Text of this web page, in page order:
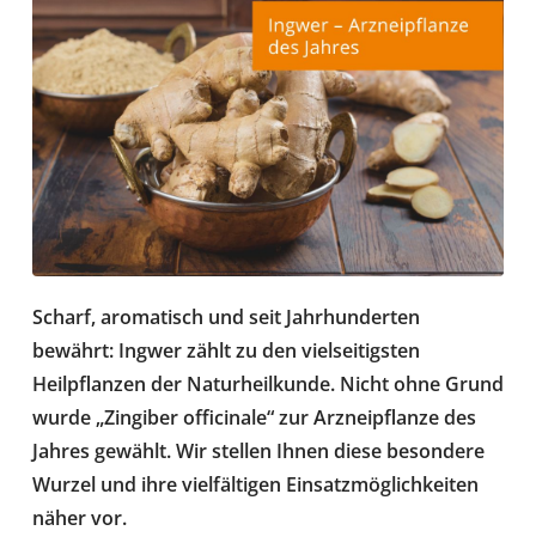
Scharf, aromatisch und seit Jahrhunderten
bewährt: Ingwer zählt zu den vielseitigsten
Heilpflanzen der Naturheilkunde. Nicht ohne Grund
wurde „Zingiber officinale“ zur Arzneipflanze des
Jahres gewählt. Wir stellen Ihnen diese besondere
Wurzel und ihre vielfältigen Einsatzmöglichkeiten
näher vor.